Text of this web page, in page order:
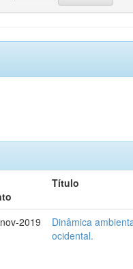
Título
2019
Dinâmica
ocidental.